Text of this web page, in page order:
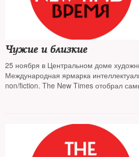
Чужие и близкие
25 ноября в Центральном доме
Международная ярмарка
non/fiction. The New Times отобрал